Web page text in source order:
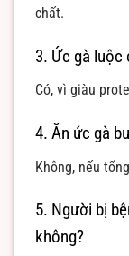
chất.
3. Ức gà luộc
Có, vì giàu
4. Ăn ức gà
Không, nếu
5. Người bị
không?